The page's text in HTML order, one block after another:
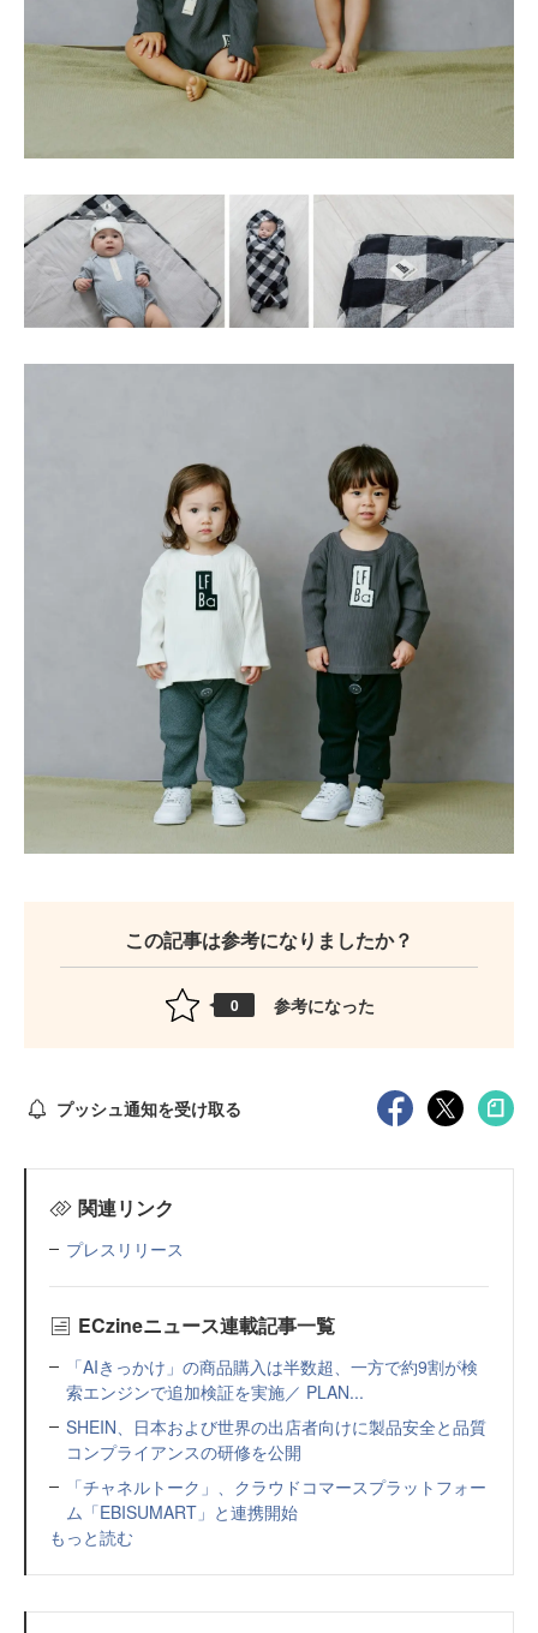
この記事は参考になりましたか？
0 参考になった
プッシュ通知を受け取る
関連リンク
プレスリリース
ECzineニュース連載記事一覧
「AIきっかけ」の商品購入は半数超、一方で約9割が検
索エンジンで追加検証を実施／ PLAN...
SHEIN、日本および世界の出店者向けに製品安全と品質
コンプライアンスの研修を公開
「チャネルトーク」、クラウドコマースプラットフォー
ム「EBISUMART」と連携開始
もっと読む